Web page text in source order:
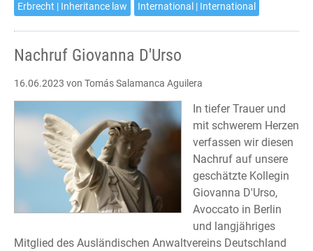
Erbrecht | Inheritance law
International | International
Nachruf Giovanna D'Urso
16.06.2023 von Tomás Salamanca Aguilera
In tiefer Trauer und
mit schwerem Herzen
verfassen wir diesen
Nachruf auf unsere
geschätzte Kollegin
Giovanna D'Urso,
Avoccato in Berlin
und langjähriges
Mitglied des Ausländischen Anwaltvereins Deutschland